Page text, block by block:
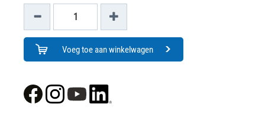
Voeg toe aan winkelwagen